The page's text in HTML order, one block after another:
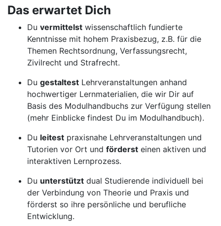
Das erwartet Dich
Du vermittelst wissenschaftlich fundierte
Kenntnisse mit hohem Praxisbezug, z.B. für die
Themen Rechtsordnung, Verfassungsrecht,
Zivilrecht und Strafrecht.
Du gestaltest Lehrveranstaltungen anhand
hochwertiger Lernmaterialien, die wir Dir auf
Basis des Modulhandbuchs zur Verfügung stellen
(mehr Einblicke findest Du im Modulhandbuch).
Du leitest praxisnahe Lehrveranstaltungen und
Tutorien vor Ort und förderst einen aktiven und
interaktiven Lernprozess.
Du unterstützt dual Studierende individuell bei
der Verbindung von Theorie und Praxis und
förderst so ihre persönliche und berufliche
Entwicklung.